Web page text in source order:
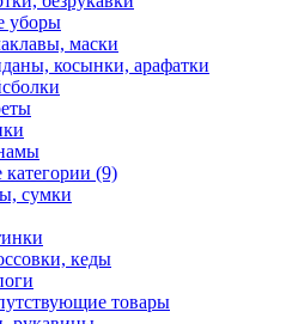
уборы
маски
косынки, арафатки
категории (9)
сумки
кеды
товары